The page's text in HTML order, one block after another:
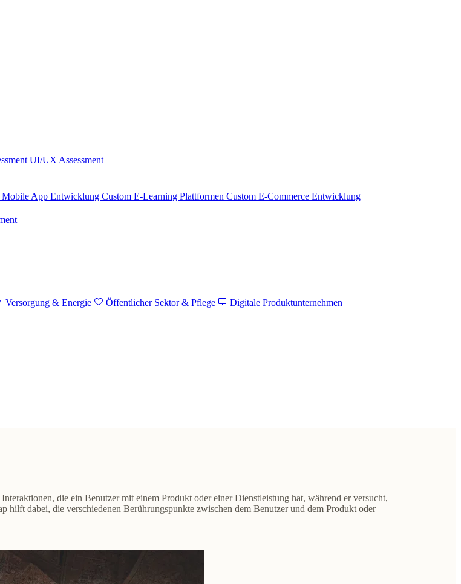
UI/UX Assessment
Mobile App Entwicklung Custom E-Learning Plattformen Custom E-Commerce Entwicklung
Versorgung & Energie Öffentlicher Sektor & Pflege
Digitale Produktunternehmen
die ein Benutzer mit einem Produkt oder einer Dienstleistung hat, während er versucht,
hilft dabei, die verschiedenen Berührungspunkte zwischen dem Benutzer und dem Produkt oder